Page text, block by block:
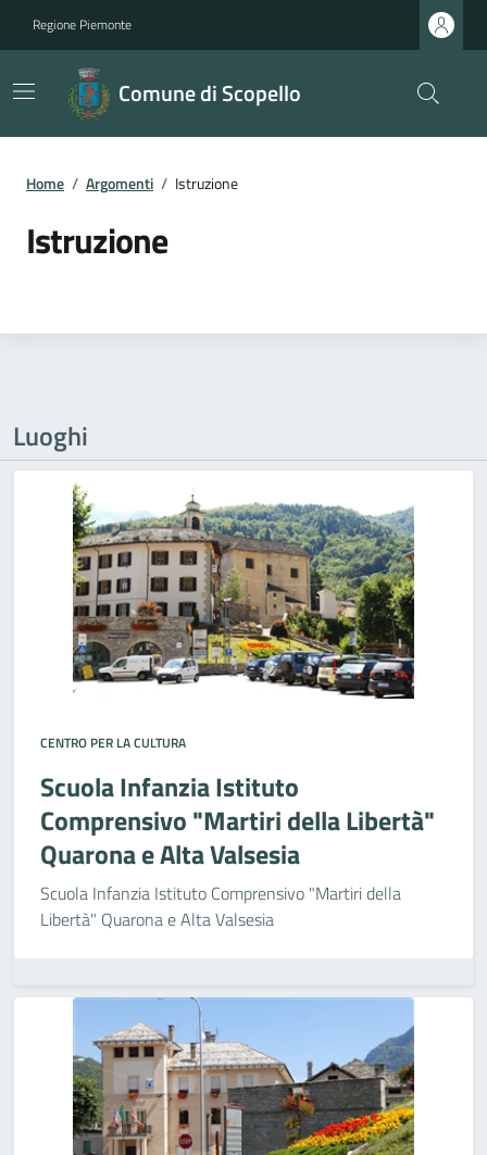
Regione Piemonte
Comune di Scopello
Home / Argomenti / Istruzione
Istruzione
Luoghi
CENTRO PER LA CULTURA
Scuola Infanzia Istituto
Comprensivo "Martiri della Libertà"
Quarona e Alta Valsesia
Scuola Infanzia Istituto Comprensivo "Martiri della
Libertà" Quarona e Alta Valsesia